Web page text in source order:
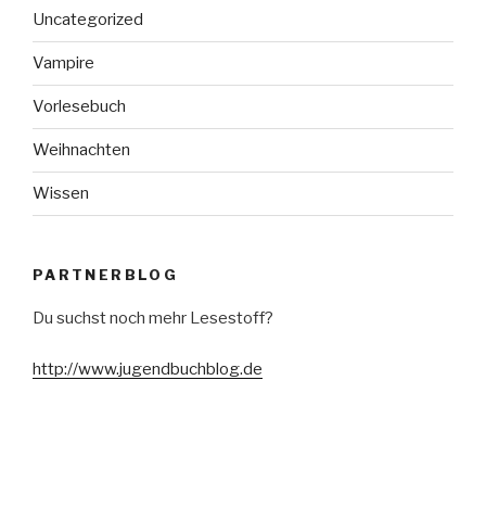
Uncategorized
Vampire
Vorlesebuch
Weihnachten
Wissen
PARTNERBLOG
Du suchst noch mehr Lesestoff?
http://www.jugendbuchblog.de